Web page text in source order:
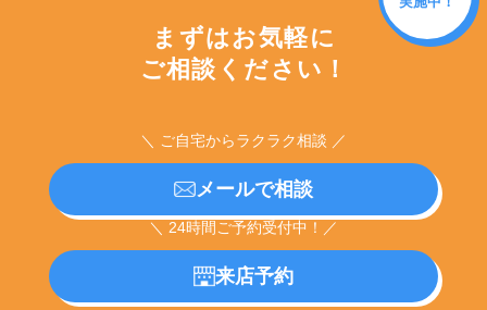
まずはお気軽に
ご相談ください！
＼ ご自宅からラクラク相談 ／
メールで相談
＼ 24時間ご予約受付中！／
来店予約